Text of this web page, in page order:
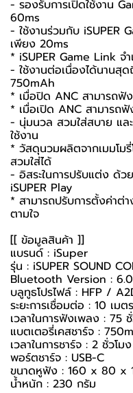
- รองรับการเปิดใช้งาน
60ms
- ใช้งานร่วมกับ iSUPER
เพียง 20ms
* iSUPER Game Link จ
- ใช้งานต่อเนื่องได้นานสุ
750mAh
* เมื่อปิด ANC สามารถฟั
* เมื่อเปิด ANC สามารถ
- นุ่มนวล สวมใส่สบาย แล
ใช้งาน
* วัสดุนวมผลิตจากเมมโม
สวมใส่ได้
- อิสระในการปรับแต่ง ด้
iSUPER Play
* สามารถปรับการตั้งค่าต่
ตามใจ
[[ ข้อมูลสินค้า ]]
แบรนด์ : iSuper
รุ่น : iSUPER SOUND
Bluetooth Version : 6.0
บลูทูธโปรไฟล์ : HFP /
ระยะการเชื่อมต่อ : 10 เมตร
เวลาในการฟังเพลง : 75
แบตเตอรี่เคสชาร์จ :
เวลาในการชาร์จ : 2 ชั่วโมง
พอร์ตชาร์จ : USB-C
ขนาดหูฟัง : 160 x 80 x
น้ำหนัก : 230 กรัม